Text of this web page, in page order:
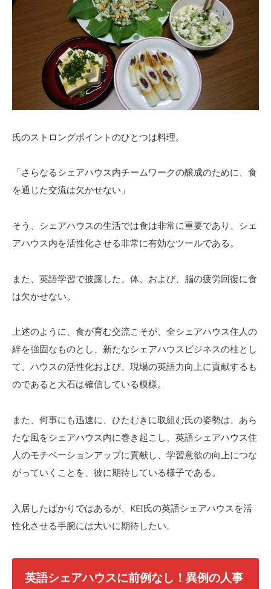
氏のストロングポイントのひとつは料理。
「さらなるシェアハウス内チームワークの醸成のために、食
を通じた交流は欠かせない」
そう、シェアハウスの生活では食は非常に重要であり、シェ
アハウス内を活性化させる非常に有効なツールである。
また、英語学習で披露した、体、および、脳の疲労回復に食
は欠かせない。
上述のように、食が育む交流こそが、全シェアハウス住人の
絆を強固なものとし、新たなシェアハウスビジネスの柱とし
て、ハウスの活性化および、現場の英語力向上に貢献するも
のであると大石は確信している模様。
また、何事にも迅速に、ひたむきに取組む氏の姿勢は、あら
たな風をシェアハウス内に巻き起こし、英語シェアハウス住
人のモチベーションアップに貢献し、学習意欲の向上につな
がっていくことを、彼に期待している様子である。
入居したばかりではあるが、KEI氏の英語シェアハウスを活
性化させる手腕には大いに期待したい。
英語シェアハウスに前例なし！異例の人事